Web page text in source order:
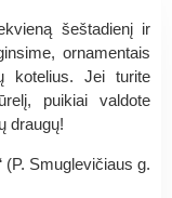
šeštadienį ir
ornamentais
kotelius. Jei turite
puikiai valdote
draugų!
(P. Smuglevičiaus g.